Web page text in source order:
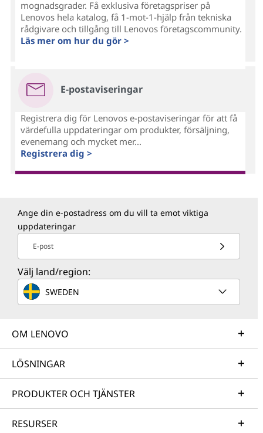
mognadsgrader. Få exklusiva företagspriser på
Lenovos hela katalog, få 1-mot-1-hjälp från tekniska
rådgivare och tillgång till Lenovos företagscommunity.
Läs mer om hur du gör >
E-postaviseringar
Registrera dig för Lenovos e-postaviseringar för att få
värdefulla uppdateringar om produkter, försäljning,
evenemang och mycket mer...
Registrera dig >
Ange din e-postadress om du vill ta emot viktiga
uppdateringar
E-post
Välj land/region:
SWEDEN
OM LENOVO
LÖSNINGAR
PRODUKTER OCH TJÄNSTER
RESURSER